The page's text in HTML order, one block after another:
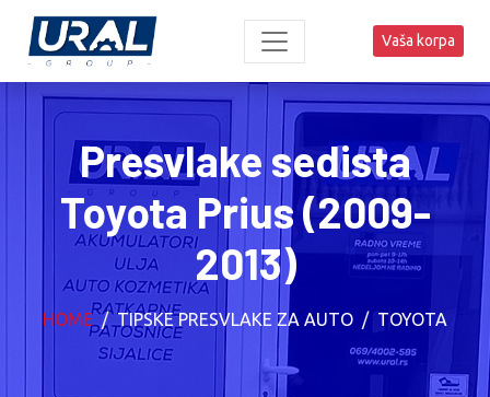
Vaša korpa
Presvlake sedista
Toyota Prius (2009-
2013)
HOME TIPSKE PRESVLAKE ZA AUTO TOYOTA